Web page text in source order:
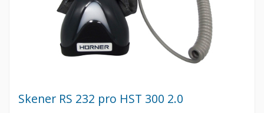
Skener RS 232 pro HST 300 2.0